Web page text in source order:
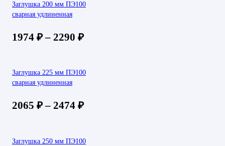
Заглушка 200 мм ПЭ100
сварная удлиненная
1974 ₽– 2290 ₽
Заглушка 225 мм ПЭ100
сварная удлиненная
2065 ₽– 2474 ₽
Заглушка 250 мм ПЭ100